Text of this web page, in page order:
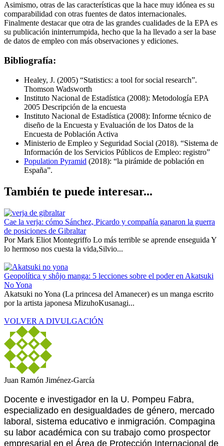
Asimismo, otras de las características que la hace muy idónea es su
comparabilidad con otras fuentes de datos internacionales.
Finalmente destacar que otra de las grandes cualidades de la EPA es
su publicación ininterrumpida, hecho que la ha llevado a ser la base
de datos de empleo con más observaciones y ediciones.
Bibliografía:
Healey, J. (2005) “Statistics: a tool for social research”.
Thomson Wadsworth
Instituto Nacional de Estadística (2008): Metodología EPA
2005 Descripción de la encuesta
Instituto Nacional de Estadística (2008): Informe técnico de
diseño de la Encuesta y Evaluación de los Datos de la
Encuesta de Población Activa
Ministerio de Empleo y Seguridad Social (2018). “Sistema de
Información de los Servicios Públicos de Empleo: registro”
Population Pyramid (2018): “la pirámide de población en
España”.
También te puede interesar...
Cae la verja: cómo Sánchez, Picardo y compañía ganaron la guerra
de posiciones de Gibraltar
Por Mark Eliot Montegriffo Lo más terrible se aprende enseguida Y
lo hermoso nos cuesta la vida,Silvio...
Geopolítica y shôjo manga: 5 lecciones sobre el poder en Akatsuki
No Yona
Akatsuki no Yona (La princesa del Amanecer) es un manga escrito
por la artista japonesa MizuhoKusanagi...
VOLVER A DIVULGACIÓN
Juan Ramón Jiménez-García
Docente e investigador en la U. Pompeu Fabra,
especializado en desigualdades de género, mercado
laboral, sistema educativo e inmigración. Compagina
su labor académica con su trabajo como prospector
empresarial en el Área de Protección Internacional de